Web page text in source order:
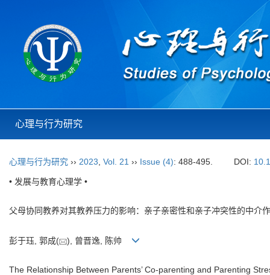
心理与行为研究
心理与行为研究 ›› 2023 Vol. 21 ›› Issue (4): 488-495. DOI:
• 发展与教育心理学 •
父母协同教养对其教养压力的影响：亲子亲密性和亲子冲突性的中介
彭于珏, 郭成( ), 曾晋逸, 陈帅
The Relationship Between Parents’ Co-parenting and Parenting